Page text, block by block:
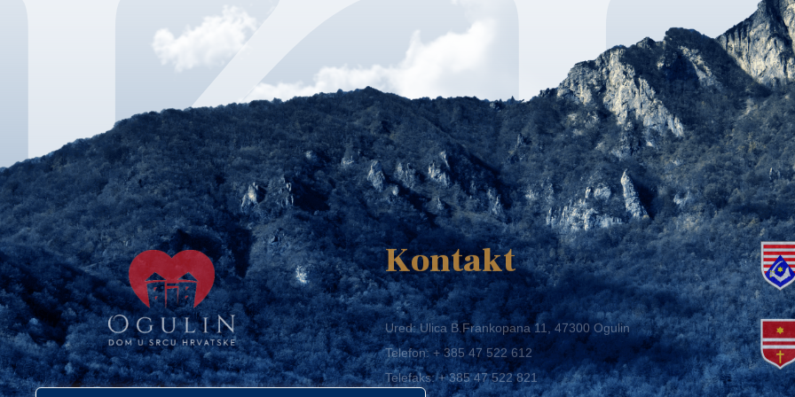
Kontakt
Ured: Ulica B.Frankopana 11, 47300 Ogulin
Telefon:+ 385 47 522 612
Telefaks:+ 385 47 522 821
E-mail:grad-ogulin@ogulin.hr